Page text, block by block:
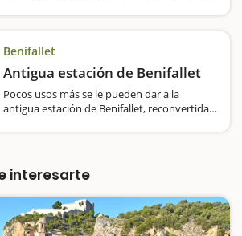
la Asociación de supervivientes de la
Quinta…
Benifallet
Antigua estación de Benifallet
Pocos usos más se le pueden dar a la
antigua estación de Benifallet, reconvertida
interesarte